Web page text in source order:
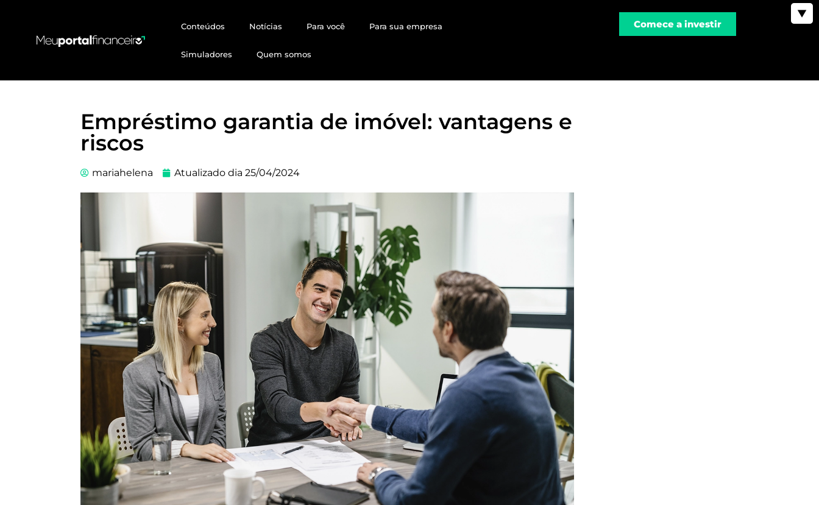
▼
Conteúdos Notícias Para você Para sua empresa
Simuladores Quem somos
Comece a investir
Empréstimo garantia de imóvel: vantagens e
riscos
mariahelena Atualizado dia 25/04/2024